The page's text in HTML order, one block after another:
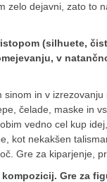
zelo dejavni, zato to
(silhuete,
v
in v
čelade, maske in
vedno cel kup
kot nekakšen
Gre za kiparjenje,
Gre za